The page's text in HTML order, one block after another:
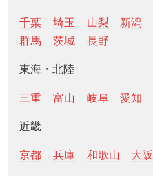
千葉 埼玉 山梨 新潟
群馬
茨城 長野
東海・北陸
三重 富山 岐阜 愛知
近畿
京都 兵庫 和歌山 大阪